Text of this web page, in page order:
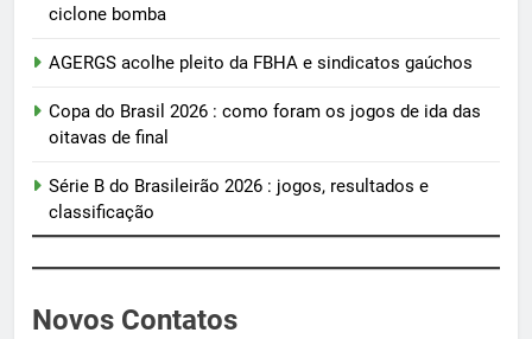
ciclone bomba
AGERGS acolhe pleito da FBHA e sindicatos gaúchos
Copa do Brasil 2026 : como foram os jogos de ida das
oitavas de final
Série B do Brasileirão 2026 : jogos, resultados e
classificação
Novos Contatos